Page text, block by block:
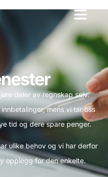
deler av regnskap selv.
mens vi tar oss
tid og dere spare penger.
ulike behov og vi har derfor
opplegg for den enkelte.